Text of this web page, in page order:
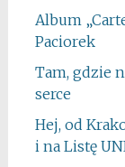
Album
Paciorek
Tam, gdzie
serce
Hej, od
i na Listę